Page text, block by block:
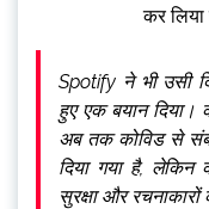
कर
Spotify ने भी उसी
हुए एक बयान
अब तक कोविड से
दिया गया है,
सुरक्षा और